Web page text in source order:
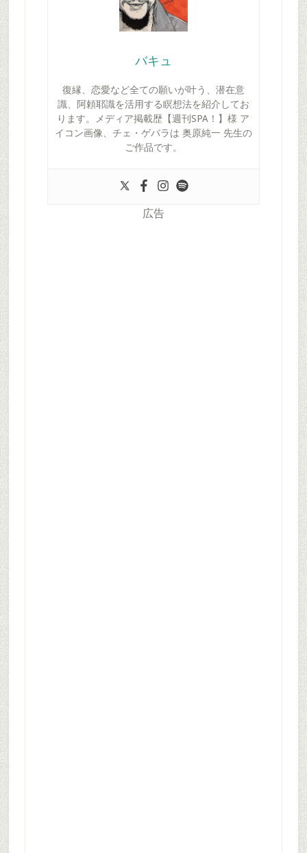
バキュ
復縁、恋愛など全ての願いが叶う、潜在意
識、阿頼耶識を活用する瞑想法を紹介してお
ります。メディア掲載歴【週刊SPA！】様 ア
イコン画像、チェ・ゲバラは 奥原純一 先生の
ご作品です。
広告